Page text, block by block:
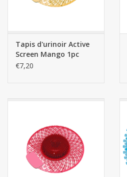
Tapis d'urinoir Active
Screen Mango 1pc
(avec bloc de
€7,20